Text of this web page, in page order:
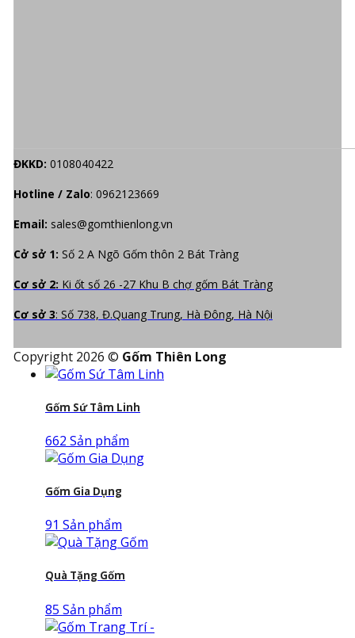
ĐKKD: 0108040422
Hotline / Zalo: 0962123669
Email: sales@gomthienlong.vn
Cở sở 1: Số 2 A Ngõ Gốm thôn 2 Bát Tràng
Cơ sở 2: Ki ốt số 26 -27 Khu B chợ gốm Bát Tràng
Cơ sở 3: Số 738, Đ.Quang Trung, Hà Đông, Hà Nội
Copyright 2026 © Gốm Thiên Long
Gốm Sứ Tâm Linh
662 Sản phẩm
Gốm Gia Dụng
91 Sản phẩm
Quà Tặng Gốm
85 Sản phẩm